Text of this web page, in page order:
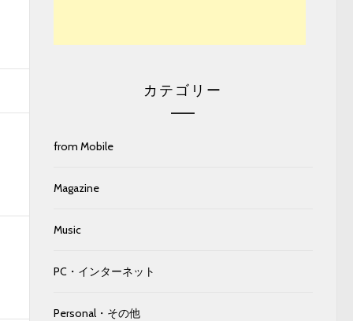
カテゴリー
from Mobile
Magazine
Music
PC・インターネット
Personal・その他